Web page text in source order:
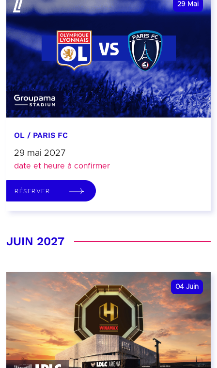
29 Mai
OL / PARIS FC
29 mai 2027
date et heure à confirmer
RÉSERVER
JUIN 2027
04 Juin